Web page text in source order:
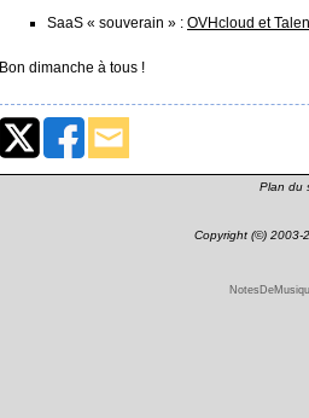
SaaS « souverain » : OVHcloud et
Bon dimanche à tous !
Plan du
Copyright (©) 2003-